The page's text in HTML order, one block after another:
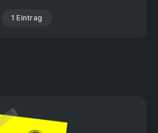
1 Eintrag